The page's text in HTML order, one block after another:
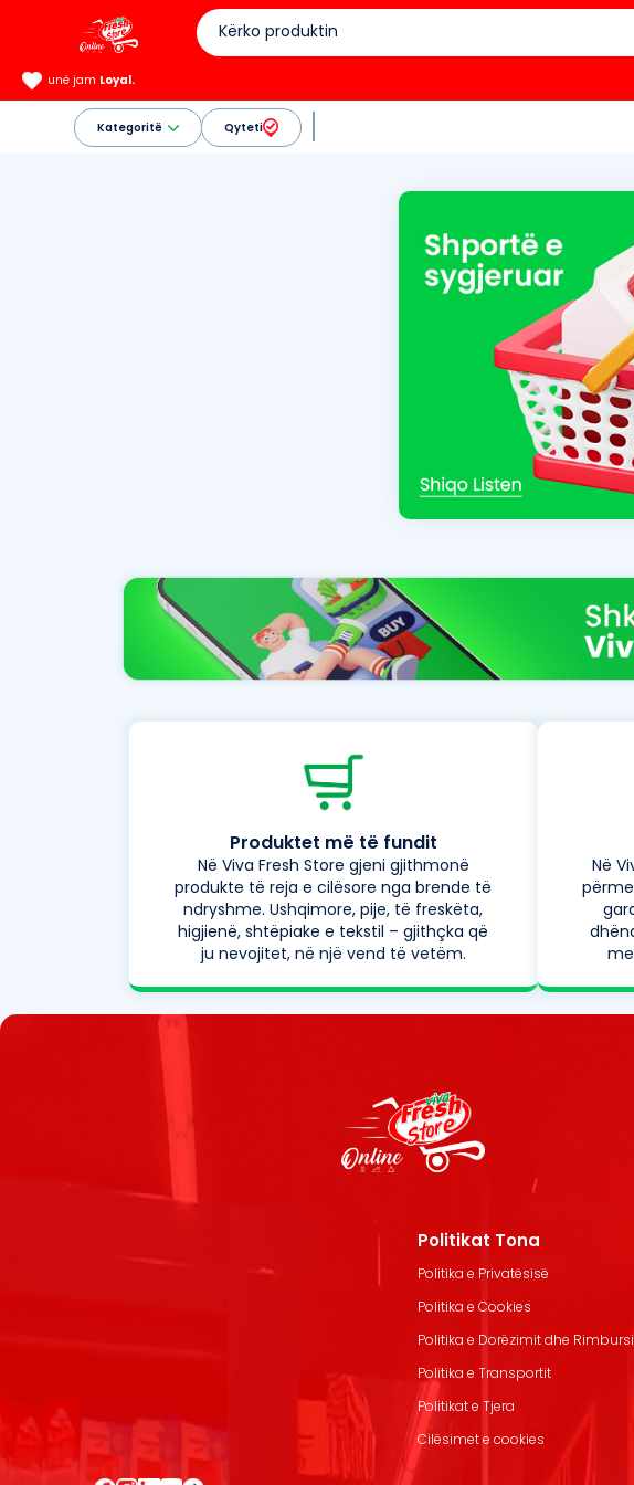
unë jam Loyal.
Kategoritë Qyteti
Produktet më të fundit
Në Viva Fresh Store gjeni gjithmonë
produkte të reja e cilësore nga brende të
ndryshme. Ushqimore, pije, të freskëta,
higjienë, shtëpiake e tekstil – gjithçka që
ju nevojitet, në një vend të vetëm.
Në
Politikat Tona
Politika e Privatësisë
Politika e Cookies
Politika e Dorëzimit dhe
Politika e Transportit
Politikat e Tjera
Cilësimet e cookies